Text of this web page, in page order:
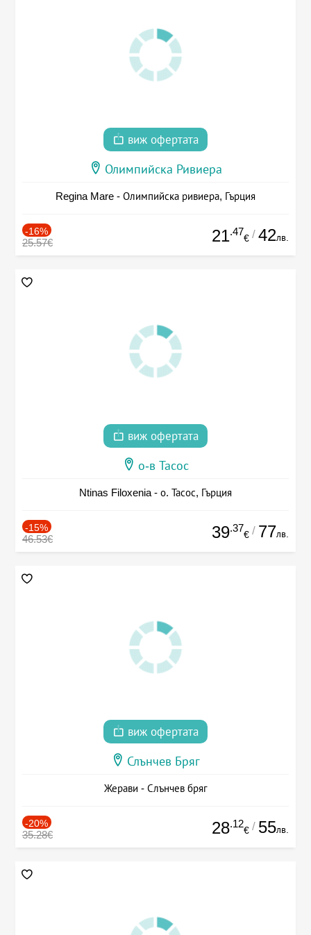
виж офертата
Олимпийска Ривиера
Regina Mare - Олимпийска ривиера, Гърция
-16%
25.57€ 21.47
€ / 42лв.
виж офертата
о-в Тасос
Ntinas Filoxenia - о. Тасос, Гърция
-15%
46.53€ 39.37
€ / 77лв.
виж офертата
Слънчев Бряг
Жерави - Слънчев бряг
-20%
35.28€ 28.12
€ / 55лв.